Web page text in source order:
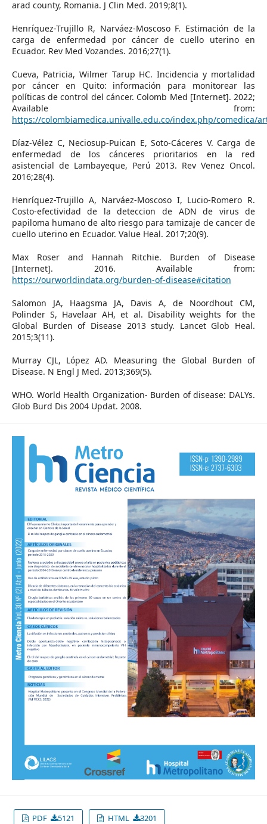
arad county, Romania. J Clin Med. 2019;8(1).
Henríquez-Trujillo R, Narváez-Moscoso F. Estimación de la
carga de enfermedad por cáncer de cuello uterino en
Ecuador. Rev Med Vozandes. 2016;27(1).
Cueva, Patricia, Wilmer Tarup HC. Incidencia y mortalidad
por cáncer en Quito: información para monitorear las
políticas de control del cáncer. Colomb Med [Internet]. 2022;
Available from:
https://colombiamedica.univalle.edu.co/index.php/comedica/
Díaz-Vélez C, Neciosup-Puican E, Soto-Cáceres V. Carga de
enfermedad de los cánceres prioritarios en la red
asistencial de Lambayeque, Perú 2013. Rev Venez Oncol.
2016;28(4).
Henríquez-Trujillo A, Narváez-Moscoso I, Lucio-Romero R.
Costo-efectividad de la deteccion de ADN de virus de
papiloma humano de alto riesgo para tamizaje de cancer de
cuello uterino en Ecuador. Value Heal. 2017;20(9).
Max Roser and Hannah Ritchie. Burden of Disease
[Internet]. 2016. Available from:
https://ourworldindata.org/burden-of-disease#citation
Salomon JA, Haagsma JA, Davis A, de Noordhout CM,
Polinder S, Havelaar AH, et al. Disability weights for the
Global Burden of Disease 2013 study. Lancet Glob Heal.
2015;3(11).
Murray CJL, López AD. Measuring the Global Burden of
Disease. N Engl J Med. 2013;369(5).
WHO. World Health Organization- Burden of disease: DALYs.
Glob Burd Dis 2004 Updat. 2008.
PDF 5121 HTML 3201